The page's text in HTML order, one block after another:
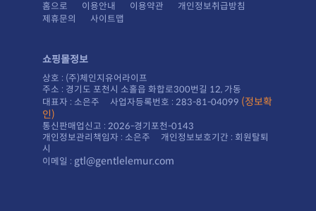
홈으로 이용안내 이용약관
개인정보취급방침
제휴문의
사이트맵
쇼핑몰정보
상호 : (주)체인지유어라이프
주소 : 경기도 포천시 소홀읍 화합로300번길 12, 가동
대표자 : 소은주 사업자등록번호 : 283-81-04099
인)
통신판매업신고 : 2026-경기포천-0143
시
이메일 : gtl@gentlelemur.com